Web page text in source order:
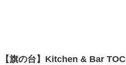
【旗の台】Kitchen & Bar